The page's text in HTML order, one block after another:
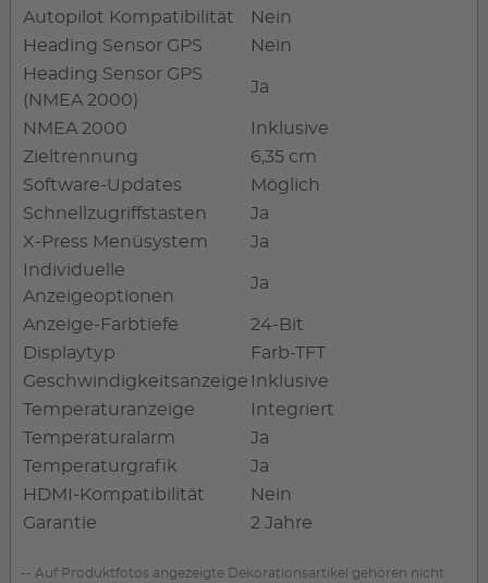
Autopilot Kompatibilität
Nein
Heading Sensor GPS
Nein
Heading Sensor GPS
(NMEA 2000)
Ja
NMEA 2000
Inklusive
Zieltrennung
6,35 cm
Software-Updates
Möglich
Schnellzugriffstasten
Ja
X-Press Menüsystem
Ja
Individuelle
Anzeigeoptionen
Ja
Anzeige-Farbtiefe
24-Bit
Displaytyp
Farb-TFT
Geschwindigkeitsanzeige Inklusive
Temperaturanzeige
Integriert
Temperaturalarm
Ja
Temperaturgrafik
Ja
HDMI-Kompatibilität
Nein
Garantie
2 Jahre
-- Auf Produktfotos angezeigte Dekorationsartikel gehören nicht